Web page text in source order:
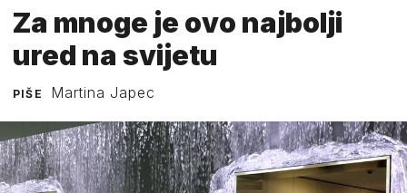
Za mnoge je ovo najbolji
ured na svijetu
PIŠE Martina Japec